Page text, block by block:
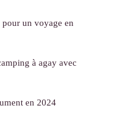
pour un voyage en
à agay avec
en 2024